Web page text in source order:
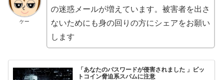
ケー
の迷惑メールが増えています。被害者を出さ
ないためにも身の回りの方にシェアをお願い
します
「あなたのパスワードが侵害されました 」ビッ
トコイン脅迫系スパムに注意